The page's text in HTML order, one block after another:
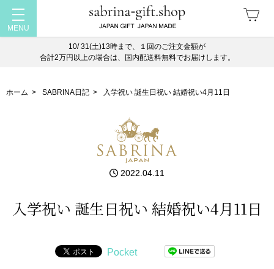
10/ 31(土)13時まで、１回のご注文金額が
合計2万円以上の場合は、国内配送料無料でお届けします。
ホーム > SABRINA日記 > 入学祝い 誕生日祝い 結婚祝い4月11日
2022.04.11
入学祝い 誕生日祝い 結婚祝い4月11日
Pocket